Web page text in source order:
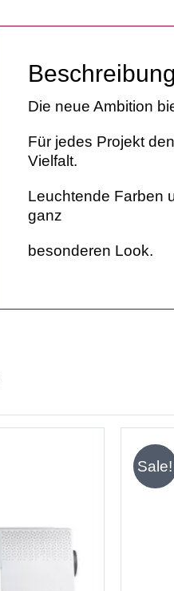
Beschreibung
Die neue Ambition
Für jedes Projekt
Vielfalt.
Leuchtende Farben
ganz
besonderen Look.
Sale!